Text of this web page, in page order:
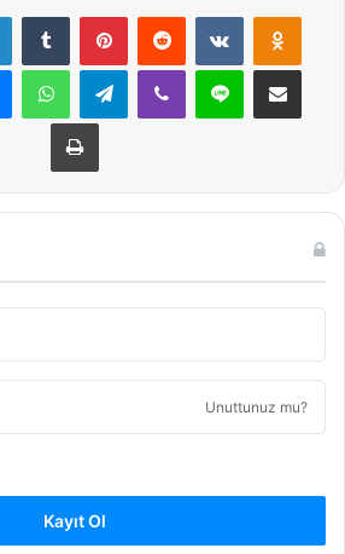
LinkedInTumblr PinterestReddit VKontakte
MessengerWhatsAppTelegramViber Line E-Posta ile
Yazdır
Unuttunuz mu?
Kayıt Ol